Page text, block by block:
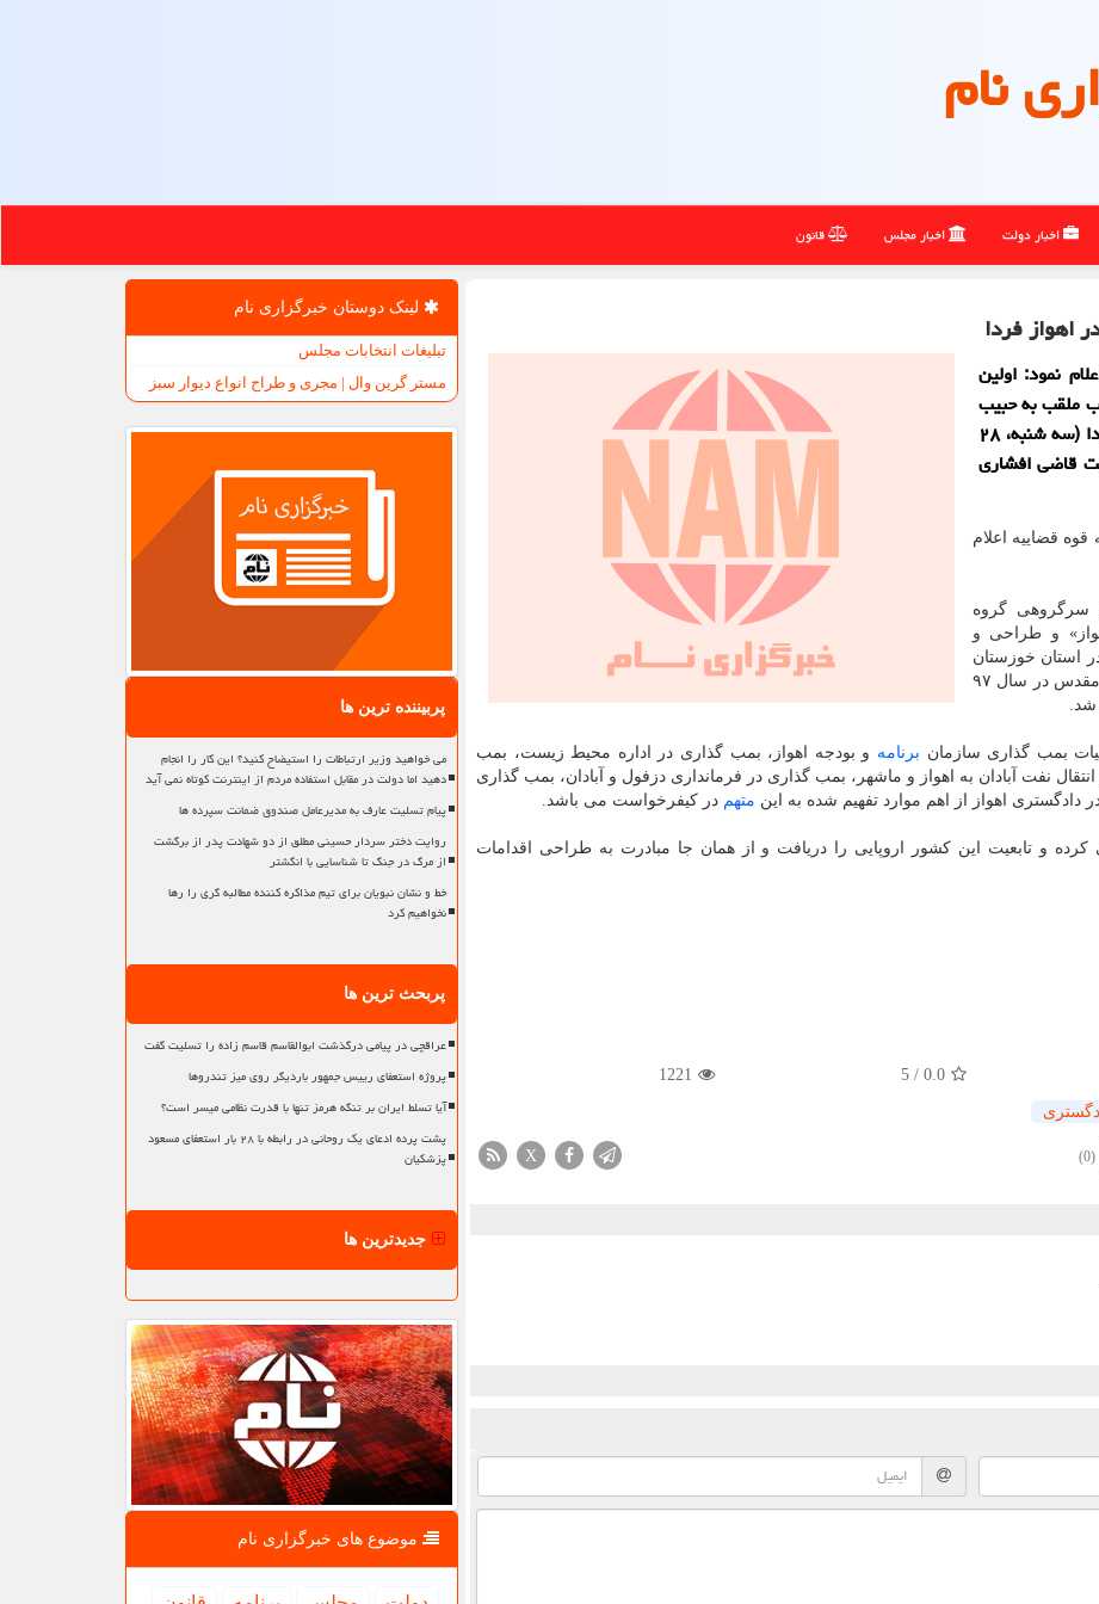
نام
اخبار دولت اخبار مجلس قانون
اهواز فردا
نمود: اولین
ملقب به حبیب
اسیود، سرکرده گروهک تروریستی حرکت النضال فردا (سه شنبه، ۲۸
ریاست قاضی افشاری
قضاییه اعلام
سرگروهی گروه
و طراحی و
استان خوزستان
همچون حمله به مردم اهواز در جریان رژه هفته دفاع مقدس در سال ۹۷
بمب گذاری سازمان برنامه و بودجه اهواز، بمب گذاری در اداره محیط زیست، بمب
نفت آبادان به اهواز و ماشهر، بمب گذاری در فرمانداری دزفول و آبادان، بمب گذاری
دادگستری اهواز از اهم موارد تفهیم شده به این متهم در کیفرخواست می باشد.
و تابعیت این کشور اروپایی را دریافت و از همان جا مبادرت به طراحی اقدامات
0.0
/
5
1221
(0)
X
لینک دوستان خبرگزاری نام
تبلیغات انتخابات مجلس
مستر گرین وال | مجری و طراح انواع دیوار سبز
پربیننده ترین ها
می خواهید وزیر ارتباطات را استیضاح کنید؟ این کار را انجام
دهید اما دولت در مقابل استفاده مردم از اینترنت کوتاه نمی آید
پیام تسلیت عارف به مدیرعامل صندوق ضمانت سپرده ها
روایت دختر سردار حسینی مطلق از دو شهادت پدر از برگشت
از مرگ در جنگ تا شناسایی با انگشتر
خط و نشان نبویان برای تیم مذاکره کننده مطالبه گری را رها
نخواهیم کرد
پربحث ترین ها
عراقچی در پیامی درگذشت ابوالقاسم قاسم زاده را تسلیت گفت
پروژه استعفای رییس جمهور باردیگر روی میز تندروها
آیا تسلط ایران بر تنگه هرمز تنها با قدرت نظامی میسر است؟
پشت پرده ادعای یک روحانی در رابطه با ۲۸ بار استعفای مسعود
پزشکیان
جدیدترین ها
موضوع های خبرگزاری نام